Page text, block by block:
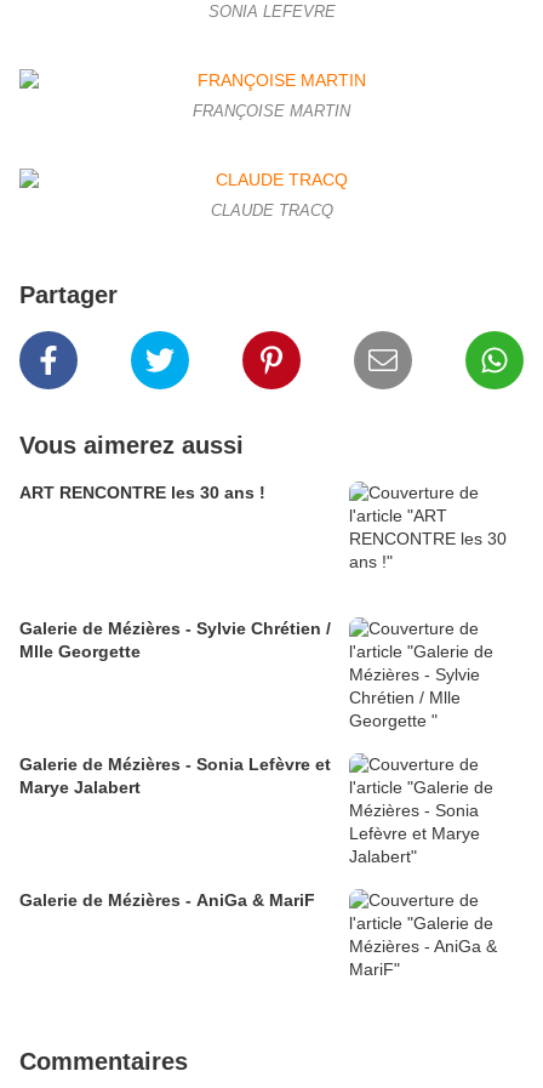
SONIA LEFEVRE
FRANÇOISE MARTIN
CLAUDE TRACQ
Partager
Vous aimerez aussi
ART RENCONTRE les 30 ans !
Galerie de Mézières - Sylvie Chrétien /
Mlle Georgette
Galerie de Mézières - Sonia Lefèvre et
Marye Jalabert
Galerie de Mézières - AniGa & MariF
Commentaires